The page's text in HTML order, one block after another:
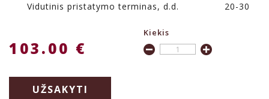
Vidutinis pristatymo terminas, d.d.
20-30
103.00 €
Kiekis
UŽSAKYTI